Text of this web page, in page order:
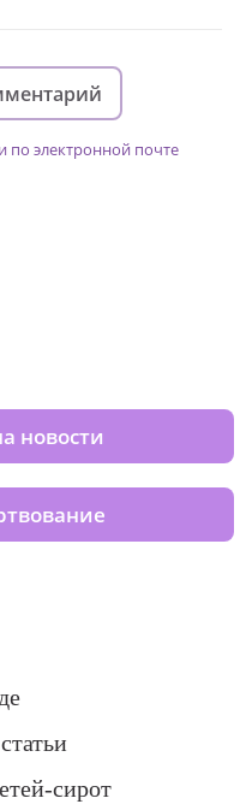
электронной почте
новости
сирот